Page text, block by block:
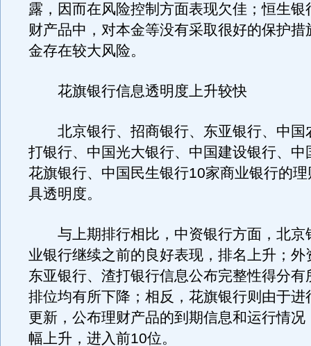
露，因而在风险控制方面表现欠佳；恒生银
财产品中，对本金等没有采取很好的保护措
金存在较大风险。
花旗银行信息透明度上升较快
北京银行、招商银行、东亚银行、中国
打银行、中国光大银行、中国建设银行、中
花旗银行、中国民生银行10家商业银行的
具透明度。
与上期排行相比，中资银行方面，北京
业银行继续之前的良好表现，排名上升；外
东亚银行、渣打银行信息公布完整性得分有
排位均有所下降；相反，花旗银行则由于进
更新，公布理财产品的到期信息和运行情况
幅上升，进入前10位。